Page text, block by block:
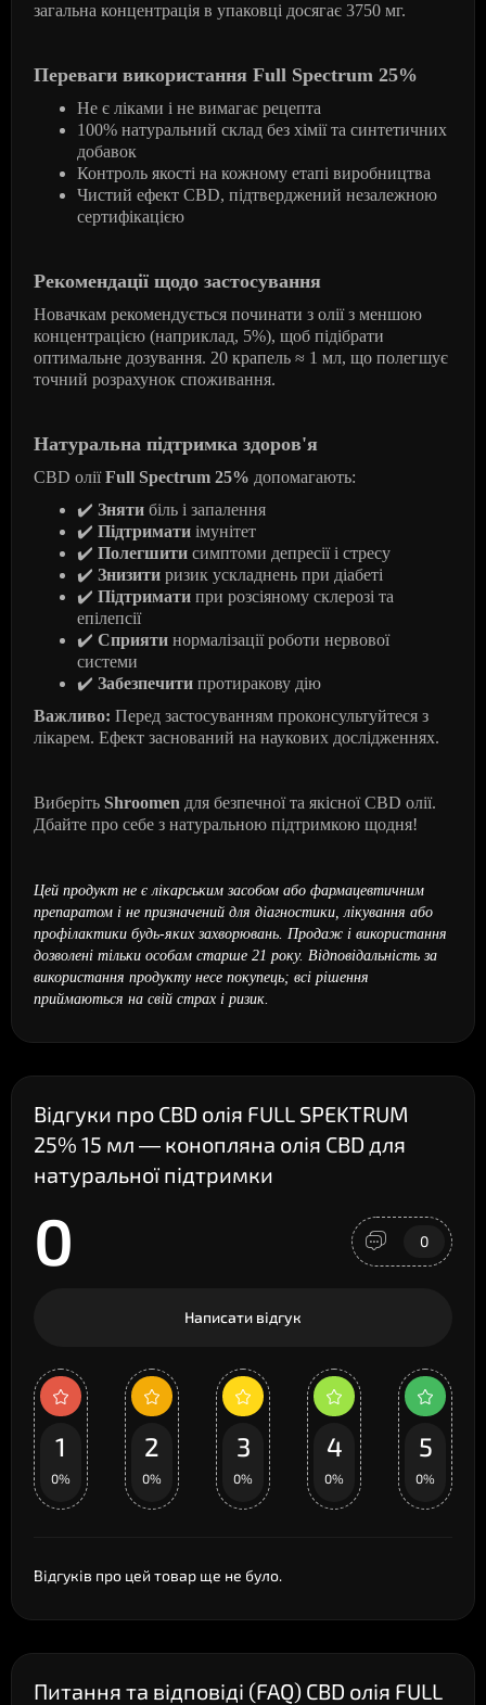
загальна концентрація в упаковці досягає 3750 мг.
Переваги використання Full Spectrum 25%
Не є ліками і не вимагає рецепта
100% натуральний склад без хімії та синтетичних
добавок
Контроль якості на кожному етапі виробництва
Чистий ефект CBD, підтверджений незалежною
сертифікацією
Рекомендації щодо застосування
Новачкам рекомендується починати з олії з меншою
концентрацією (наприклад, 5%), щоб підібрати
оптимальне дозування. 20 крапель ≈ 1 мл, що полегшує
точний розрахунок споживання.
Натуральна підтримка здоров'я
CBD оліїFull Spectrum 25% допомагають:
✔️ Зняти біль і запалення
✔️ Підтримати імунітет
✔️ Полегшити симптоми депресії і стресу
✔️ Знизити ризик ускладнень при діабеті
✔️ Підтримати при розсіяному склерозі та
епілепсії
✔️ Сприяти нормалізації роботи нервової
системи
✔️ Забезпечити протиракову дію
Важливо: Перед застосуванням проконсультуйтеся з
лікарем. Ефект заснований на наукових дослідженнях.
Виберіть Shroomen для безпечної та якісної CBD олії.
Дбайте про себе з натуральною підтримкою щодня!
Цей продукт не є лікарським засобом або фармацевтичним
препаратом і не призначений для діагностики, лікування або
профілактики будь-яких захворювань. Продаж і використання
дозволені тільки особам старше 21 року. Відповідальність за
використання продукту несе покупець; всі рішення
приймаються на свій страх і ризик.
Відгуки про CBD олія FULL SPEKTRUM
25% 15 мл — конопляна олія CBD для
натуральної підтримки
0 0
Написати відгук
1
0%
2
0%
3
0%
4
0%
5
0%
Відгуків про цей товар ще не було.
Питання та відповіді (FAQ) CBD олія FULL